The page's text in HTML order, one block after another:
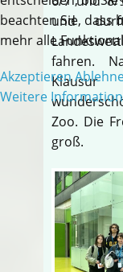
und
fahren.
Zoo. Die
groß.
beachten Sie, dass
mehr alle
Akzeptieren
Weitere